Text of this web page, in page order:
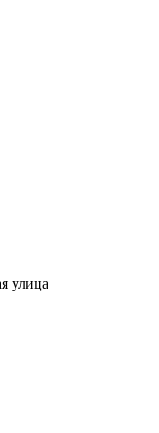
улица